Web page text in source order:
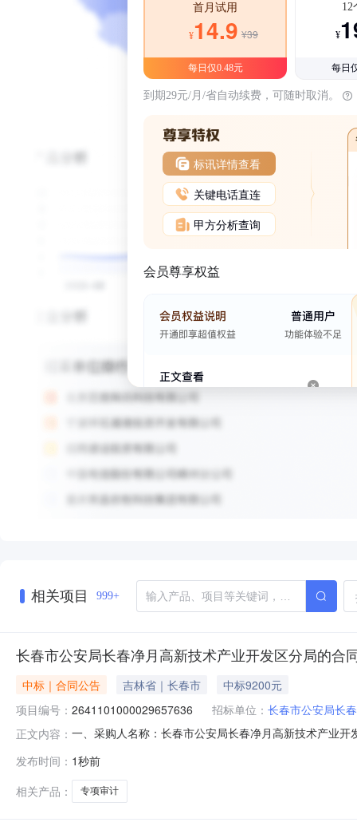
首月试用
¥14.9 ¥39
每日仅0.48元
12
¥
每日
到期29元/月/省自动续费，可随时取消。
标讯详情查看
关键电话直连
甲方分析查询
会员尊享权益
相关项目 999+
长春市公安局长春净月高新技术产业开发区分局的合
中标｜合同公告 吉林省｜长春市
中标9200元
项目编号： 2641101000029657636 招标单位： 长春市公安局长
正文内容： 一、采购人名称：长春市公安局长春净月高新技术产业
他专项审计详见附件件1.0092009200服务要求或标的基
发布时间： 1秒前
相关产品：
专项审计